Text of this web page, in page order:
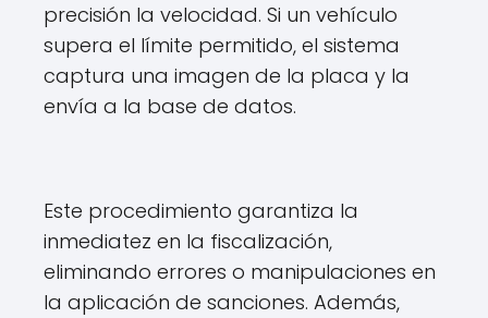
precisión la velocidad. Si un vehículo
supera el límite permitido, el sistema
captura una imagen de la placa y la
envía a la base de datos.
Este procedimiento garantiza la
inmediatez en la fiscalización,
eliminando errores o manipulaciones en
la aplicación de sanciones. Además,